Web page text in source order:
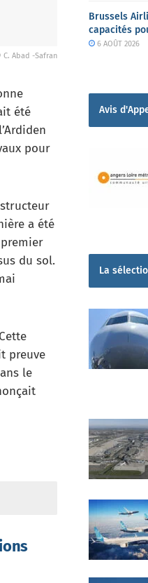
C. Abad -Safran
été
pour
a été
du sol.
preuve
le
Brussels
capacités
6 AOÛT 2026
Avis
La